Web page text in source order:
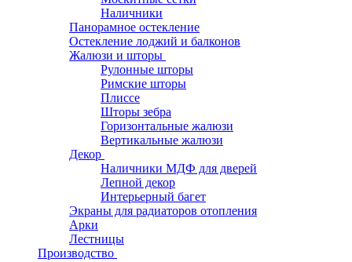
Наличники
Панорамное остекление
Остекление лоджий и балконов
Жалюзи и шторы
Рулонные шторы
Римские шторы
Плиссе
Шторы зебра
Горизонтальные жалюзи
Вертикальные жалюзи
Декор
Наличники МДФ для дверей
Лепной декор
Интерьерный багет
Экраны для радиаторов отопления
Арки
Лестницы
Производство